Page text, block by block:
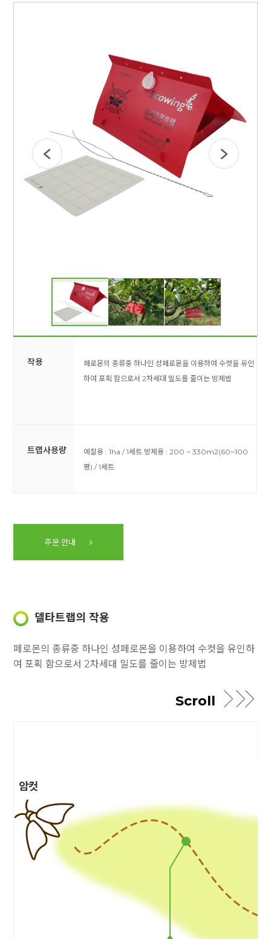
작용 페로몬의 종류중 하나인 성페로몬을 이용하여 수컷을 유인
하여 포획 함으로서 2차세대 밀도를 줄이는 방제법
트랩사용량 예찰용 : 1ha / 1세트 방제용 : 200 ~ 330m2(60~100
평) / 1세트
주문 안내
델타트랩의 작용
페로몬의 종류중 하나인 성페로몬을 이용하여 수컷을 유인하
여 포획 함으로서 2차세대 밀도를 줄이는 방제법
Scroll